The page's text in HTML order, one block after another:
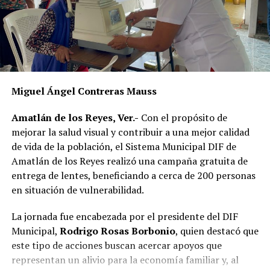
La publicación provocó críticas entre pobladores,
quienes consideran que la Agencia Municipal podría
estar excediendo sus atribuciones al anunciar posibles
sanciones sin precisar el fundamento jurídico que las
presunto abuso de autoridad.
Si bien especialistas y organizaciones dedicadas al
bienestar animal coinciden en que los propietarios
tienen la obligación de impedir que sus mascotas
deambulen libremente por la vía pública, también
advierten que ello no significa mantenerlas
permanentemente amarradas.
La Ley de Protección a los Animales para el Estado de
Veracruz tiene como objetivo garantizar el bienestar, el
trato digno y evitar el maltrato y la crueldad hacia los
animales.
Miguel Ángel Contreras Mauss
Amatlán de los Reyes, Ver.- Con el propósito de
mejorar la salud visual y contribuir a una mejor calidad
de vida de la población, el Sistema Municipal DIF de
Amatlán de los Reyes realizó una campaña gratuita de
entrega de lentes, beneficiando a cerca de 200 personas
en situación de vulnerabilidad.
La jornada fue encabezada por el presidente del DIF
Municipal, Rodrigo Rosas Borbonio, quien destacó que
este tipo de acciones buscan acercar apoyos que
representan un alivio para la economía familiar y, al